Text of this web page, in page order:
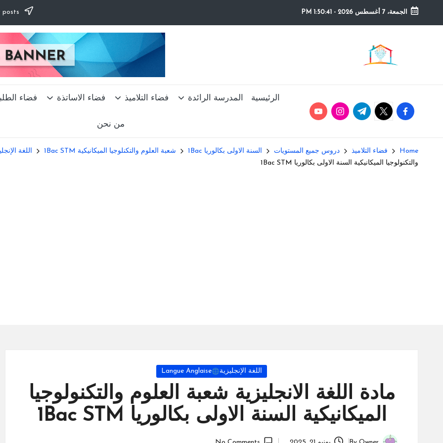
Skip
الجمعة، 7 أغسطس 2026 -
1:50:42 PM
م
ع
م
التعليم
الصريح
facebook.com
twitter.com
t.me
instagram.com
youtube.com
الرئيسية المدرسة الرائدة فضاء التلاميذ فضاء الاساتذة فضاء
من نحن
Home فضاء التلاميذ دروس جميع المستويات السنة الاولى بكالوريا 1Bac شعبة العلوم والتكنلوجيا الميكانيكية 1Bac STM اللغة
والتكنولوجيا الميكانيكية السنة الاولى بكالوريا 1Bac STM
Posted
اللغة الإنجليزية Langue Anglaise
مادة اللغة الانجليزية شعبة العلوم والتكنولوجيا
الميكانيكية السنة الاولى بكالوريا 1Bac STM